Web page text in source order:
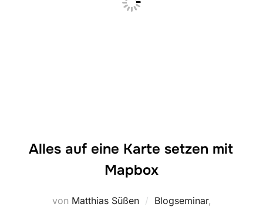
Alles auf eine Karte setzen mit
Mapbox
von Matthias Süßen Blogseminar,